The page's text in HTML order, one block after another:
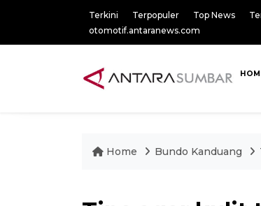
Terkini Terpopuler Top News
otomotif.antaranews.com
Home Bundo Kanduang